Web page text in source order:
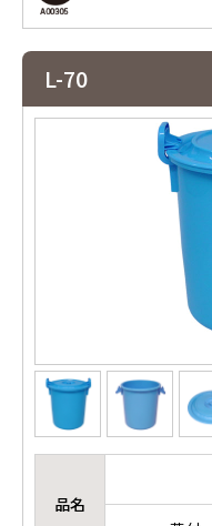
L-70
品名